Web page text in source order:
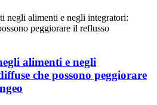
alimenti e negli
che possono peggiorare